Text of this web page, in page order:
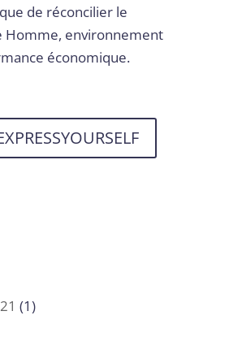
de réconcilier le
Homme, environnement
économique.
(1)